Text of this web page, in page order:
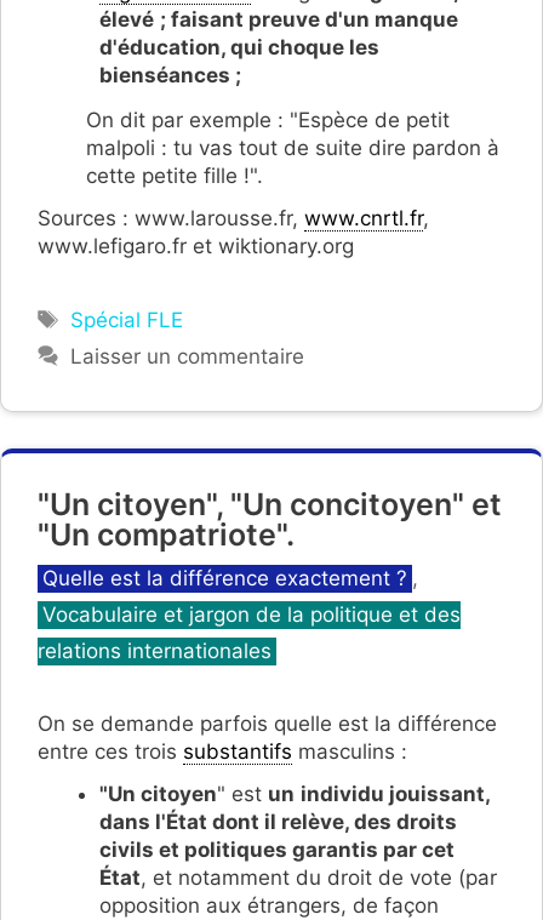
élevé ; faisant preuve d'un manque
d'éducation, qui choque les
bienséances ;
On dit par exemple : "Espèce de petit
malpoli : tu vas tout de suite dire pardon à
cette petite fille !".
Sources : www.larousse.fr, www.cnrtl.fr,
www.lefigaro.fr et wiktionary.org
Étiquettes
Spécial FLE
Laisser un commentaire
"Un citoyen", "Un concitoyen" et
"Un compatriote".
Catégories
Quelle est la différence exactement ? ,
Vocabulaire et jargon de la politique et des
relations internationales
On se demande parfois quelle est la différence
entre ces trois substantifs masculins :
"Un citoyen" est un individu jouissant,
dans l'État dont il relève, des droits
civils et politiques garantis par cet
État, et notamment du droit de vote (par
opposition aux étrangers, de façon